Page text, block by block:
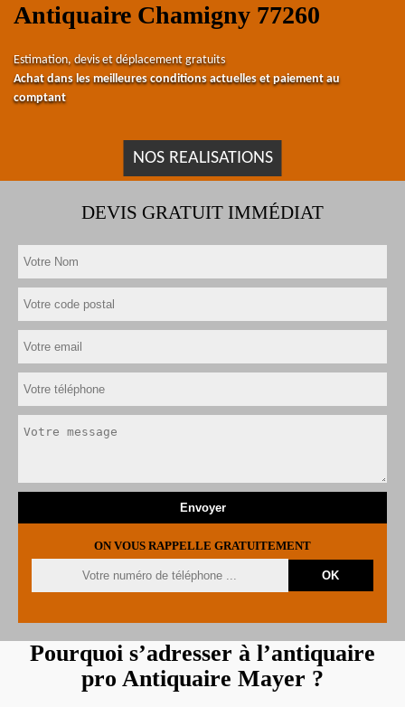
Antiquaire Chamigny 77260
Estimation, devis et déplacement gratuits
Achat dans les meilleures conditions actuelles et paiement au
comptant
NOS REALISATIONS
DEVIS GRATUIT IMMÉDIAT
ON VOUS RAPPELLE GRATUITEMENT
Pourquoi s’adresser à l’antiquaire
pro Antiquaire Mayer ?